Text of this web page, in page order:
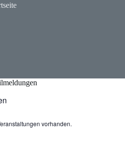
vorhanden.